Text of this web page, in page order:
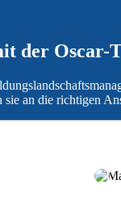
der Oscar-
sie an die richtigen